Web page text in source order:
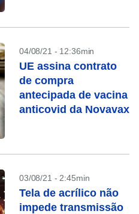
04/08/21 - 12:36min
UE assina contrato
de compra
antecipada de vacina
anticovid da Novavax
03/08/21 - 2:45min
Tela de acrílico não
impede transmissão